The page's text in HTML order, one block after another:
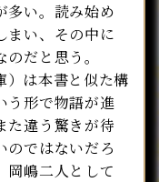
多い。読み始め
まい、その中に
だと思う。
）は本書と似た構
う形で物語が進
た違う驚きが待
のではないだろ
岡嶋二人として